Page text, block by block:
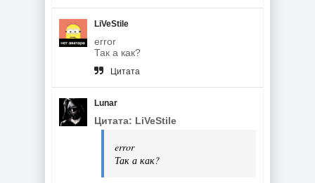
LiVeStile
error
Так а как?
Цитата
Lunar
Цитата: LiVeStile
error
Так а как?